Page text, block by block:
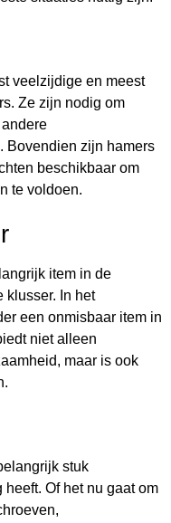
veelzijdige en meest
Ze zijn nodig om
Bovendien zijn hamers
beschikbaar om
te voldoen.
item in de
klusser. In het
een onmisbaar item in
niet alleen
maar is ook
stuk
Of het nu gaat om